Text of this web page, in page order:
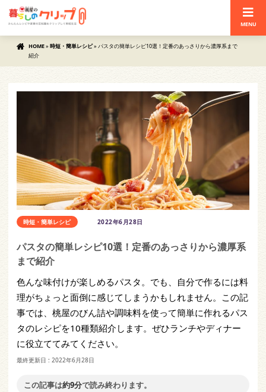
MENU
HOME» 時短・簡単レシピ» パスタの簡単レシピ10選！定番のあっさりから濃厚系まで
紹介
時短・簡単レシピ 2022年6月28日
パスタの簡単レシピ10選！定番のあっさりから濃厚系
まで紹介
色んな味付けが楽しめるパスタ。でも、自分で作るには料
理がちょっと面倒に感じてしまうかもしれません。この記
事では、桃屋のびん詰や調味料を使って簡単に作れるパス
タのレシピを10種類紹介します。ぜひランチやディナー
に役立ててみてください。
最終更新日 : 2022年6月28日
この記事は約9分で読み終わります。